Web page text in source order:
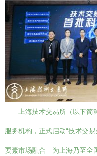
上海技术交易所（以下
服务机构，正式启动“技术交
要素市场融合，为上海乃至全